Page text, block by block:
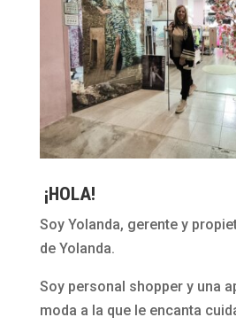
¡HOLA!
Soy Yolanda, gerente y
de Yolanda.
Soy personal shopper y una
moda a la que le encanta